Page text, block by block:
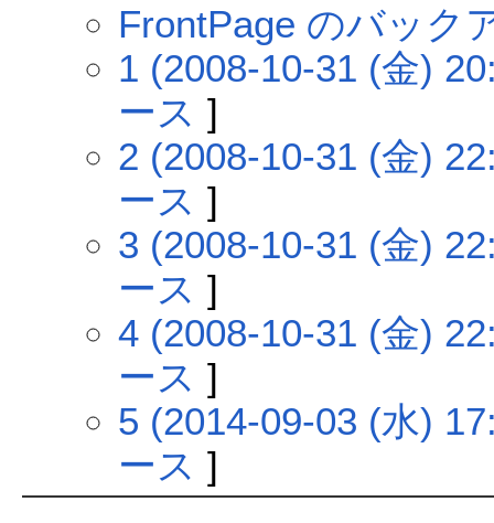
FrontPage のバック
1 (2008-10-31 (金)
ース ]
2 (2008-10-31 (金)
ース ]
3 (2008-10-31 (金)
ース ]
4 (2008-10-31 (金)
ース ]
5 (2014-09-03 (水)
ース ]